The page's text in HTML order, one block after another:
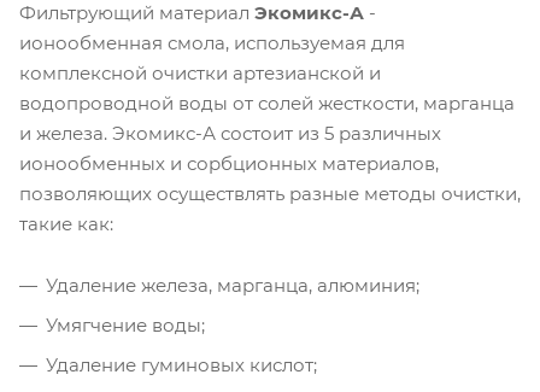
Фильтрующий материал Экомикс-А -
ионообменная смола, используемая для
комплексной очистки артезианской и
водопроводной воды от солей жесткости, марганца
и железа. Экомикс-А состоит из 5 различных
ионообменных и сорбционных материалов,
позволяющих осуществлять разные методы очистки,
такие как:
Удаление железа, марганца, алюминия;
Умягчение воды;
Удаление гуминовых кислот;